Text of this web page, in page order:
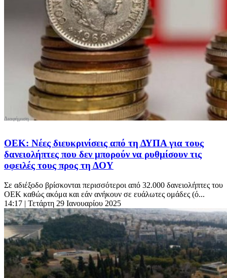
ΟΕΚ: Νέες διευκρινίσεις από τη ΔΥΠΑ για τους
δανειολήπτες που δεν μπορούν να ρυθμίσουν τις
οφειλές τους προς τη ΔΟΥ
Σε αδιέξοδο βρίσκονται περισσότεροι από 32.000 δανειολήπτες του
ΟΕΚ καθώς ακόμα και εάν ανήκουν σε ευάλωτες ομάδες (ό...
14:17 | Τετάρτη 29 Ιανουαρίου 2025